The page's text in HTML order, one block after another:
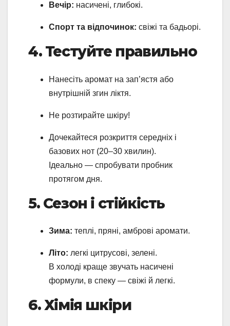
Вечір: насичені, глибокі.
Спорт та відпочинок: свіжі та бадьорі.
4. Тестуйте правильно
Нанесіть аромат на зап’ястя або
внутрішній згин ліктя.
Не розтирайте шкіру!
Дочекайтеся розкриття середніх і
базових нот (20–30 хвилин).
Ідеально — спробувати пробник
протягом дня.
5. Сезон і стійкість
Зима: теплі, пряні, амброві аромати.
Літо: легкі цитрусові, зелені.
В холоді краще звучать насичені
формули, в спеку — свіжі й легкі.
6. Хімія шкіри